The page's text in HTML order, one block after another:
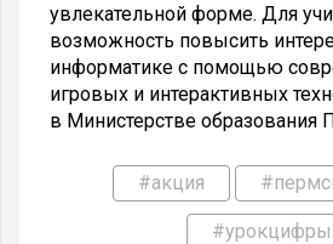
увлекательной форме. Для
возможность повысить
информатике с помощью
игровых и интерактивных
в Министерстве образования
#акция
#урокцифры